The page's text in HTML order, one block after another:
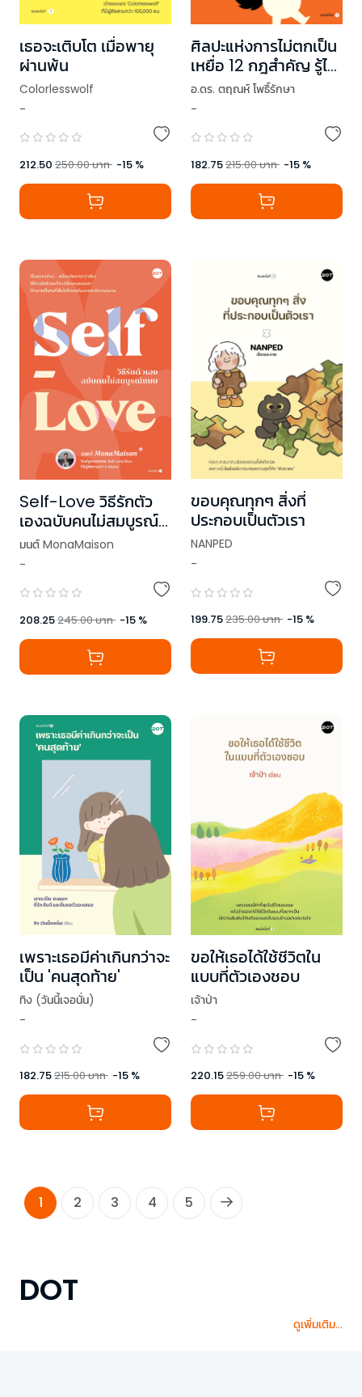
เธอจะเติบโต เมื่อพายุ
ผ่านพ้น
Colorlesswolf
-
212.50 250.00บาท -15 %
ศิลปะแห่งการไม่ตกเป็น
เหยื่อ 12 กฎสำคัญ รู้ไว้
ไม่เจ็บใจทีหลัง
อ.ดร. ตฤณห์ โพธิ์รักษา
-
182.75215.00บาท -15 %
Self-Love วิธีรักตัว
เองฉบับคนไม่สมบูรณ์
แบบ
มนต์ MonaMaison
-
208.25245.00บาท -15 %
ขอบคุณทุกๆ สิ่งที่
ประกอบเป็นตัวเรา
NANPED
-
199.75235.00บาท -15 %
เพราะเธอมีค่าเกินกว่าจะ
เป็น 'คนสุดท้าย'
ทิง (วันนี้เจอนั่น)
-
182.75215.00บาท -15 %
ขอให้เธอได้ใช้ชีวิตใน
แบบที่ตัวเองชอบ
เจ้าป่า
-
220.15259.00บาท -15 %
1 2 3 4 5
DOT
ดูเพิ่มเติม...